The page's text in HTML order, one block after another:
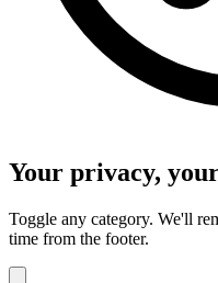
Your privacy,
Toggle any category. We'll
time from the footer.